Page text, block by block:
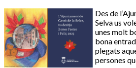
Des de
Selva us
unes molt
bona
plegats
persones